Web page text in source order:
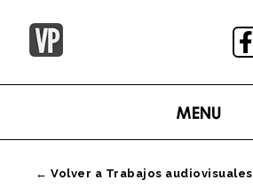
Menu
← Volver a Trabajos audiovisuales